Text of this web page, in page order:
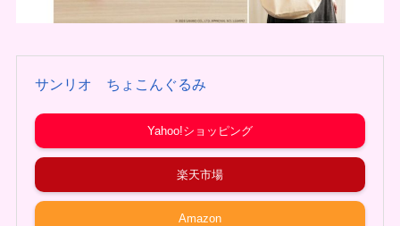
サンリオ ちょこんぐるみ
Yahoo!ショッピング
楽天市場
Amazon